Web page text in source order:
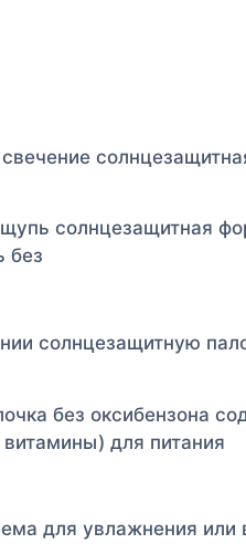
солнцезащитная
без
солнцезащитную
оксибензона
для питания
для увлажнения или